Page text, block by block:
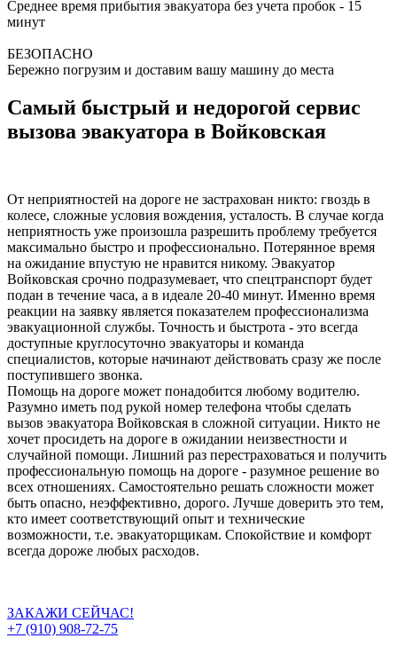
Среднее время прибытия эвакуатора без учета пробок - 15
минут
БЕЗОПАСНО
Бережно погрузим и доставим вашу машину до места
Самый быстрый и недорогой сервис
вызова эвакуатора в Войковская
От неприятностей на дороге не застрахован никто: гвоздь в
колесе, сложные условия вождения, усталость. В случае когда
неприятность уже произошла разрешить проблему требуется
максимально быстро и профессионально. Потерянное время
на ожидание впустую не нравится никому. Эвакуатор
Войковская срочно подразумевает, что спецтранспорт будет
подан в течение часа, а в идеале 20-40 минут. Именно время
реакции на заявку является показателем профессионализма
эвакуационной службы. Точность и быстрота - это всегда
доступные круглосуточно эвакуаторы и команда
специалистов, которые начинают действовать сразу же после
поступившего звонка.
Помощь на дороге может понадобится любому водителю.
Разумно иметь под рукой номер телефона чтобы сделать
вызов эвакуатора Войковская в сложной ситуации. Никто не
хочет просидеть на дороге в ожидании неизвестности и
случайной помощи. Лишний раз перестраховаться и получить
профессиональную помощь на дороге - разумное решение во
всех отношениях. Самостоятельно решать сложности может
быть опасно, неэффективно, дорого. Лучше доверить это тем,
кто имеет соответствующий опыт и технические
возможности, т.е. эвакуаторщикам. Спокойствие и комфорт
всегда дороже любых расходов.
ЗАКАЖИ СЕЙЧАС!
+7 (910) 908-72-75